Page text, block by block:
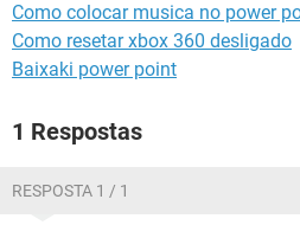
Como colocar musica no power
Como resetar xbox 360 desligado
Baixaki power point
1 Respostas
RESPOSTA 1 / 1